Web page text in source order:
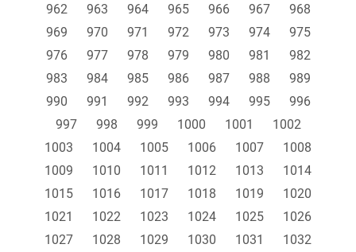
962
963 964 965 966 967
968
969
970 971 972 973 974
975
976
977 978 979 980 981
982
983
984 985 986 987 988
989
990
991 992 993 994 995
996
997
998 999 1000 1001
1002
1003
1004 1005 1006 1007
1008
1009
1010 1011 1012 1013
1014
1015
1016 1017 1018 1019
1020
1021
1022 1023 1024 1025
1026
1027
1028 1029 1030 1031
1032